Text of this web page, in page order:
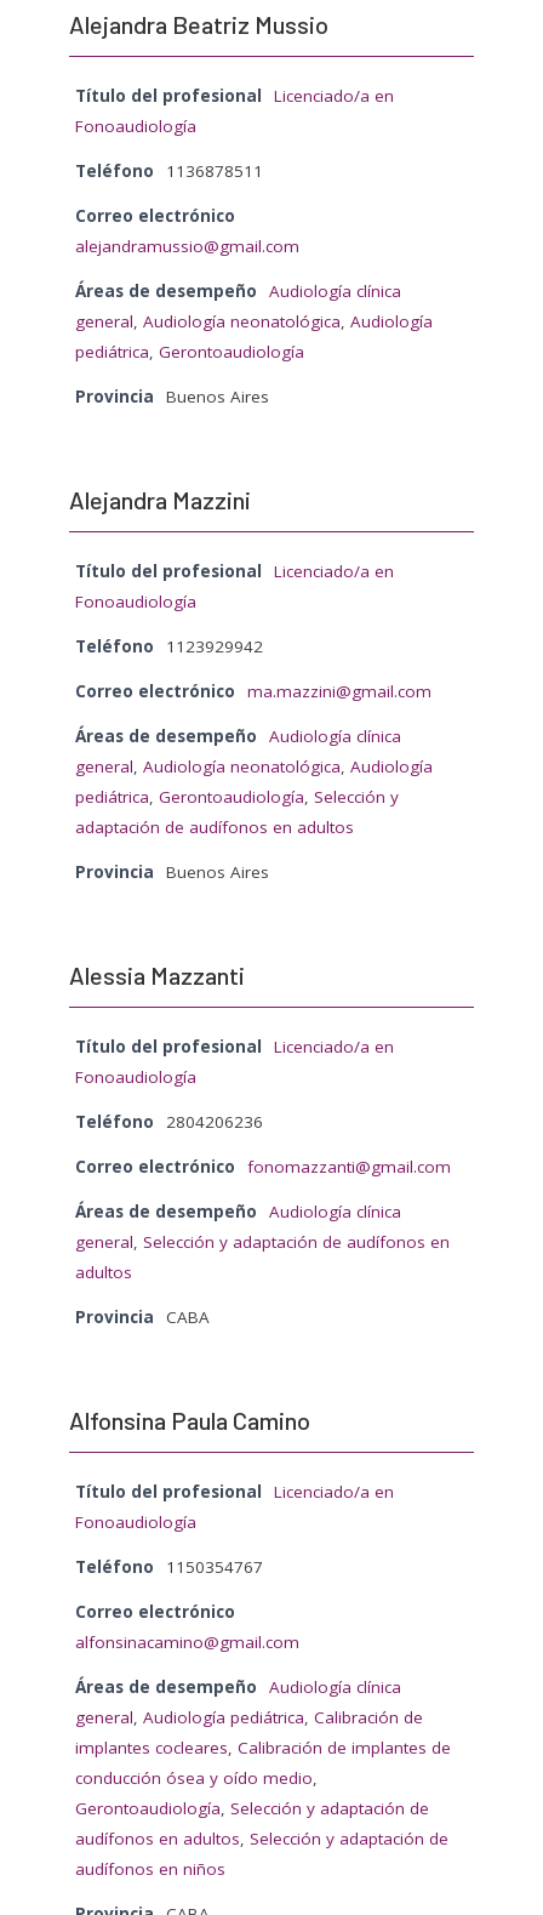
Alejandra Beatriz Mussio
Título del profesional
Licenciado/a en
Fonoaudiología
Teléfono 1136878511
Correo electrónico
alejandramussio@gmail.com
Áreas de desempeño
Audiología clínica
general, Audiología neonatológica, Audiología
pediátrica, Gerontoaudiología
Provincia Buenos Aires
Alejandra Mazzini
Título del profesional
Licenciado/a en
Fonoaudiología
Teléfono 1123929942
Correo electrónico ma.mazzini@gmail.com
Áreas de desempeño
Audiología clínica
general, Audiología neonatológica, Audiología
pediátrica, Gerontoaudiología, Selección y
adaptación de audífonos en adultos
Provincia Buenos Aires
Alessia Mazzanti
Título del profesional
Licenciado/a en
Fonoaudiología
Teléfono 2804206236
Correo electrónico fonomazzanti@gmail.com
Áreas de desempeño
Audiología clínica
general, Selección y adaptación de audífonos en
adultos
Provincia CABA
Alfonsina Paula Camino
Título del profesional
Licenciado/a en
Fonoaudiología
Teléfono 1150354767
Correo electrónico
alfonsinacamino@gmail.com
Áreas de desempeño
Audiología clínica
general, Audiología pediátrica, Calibración de
implantes cocleares, Calibración de implantes de
conducción ósea y oído medio,
Gerontoaudiología, Selección y adaptación de
audífonos en adultos, Selección y adaptación de
audífonos en niños